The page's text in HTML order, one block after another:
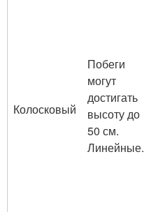
Колосковый
Побеги
могут
достигать
высоту до
50 см.
Линейные.